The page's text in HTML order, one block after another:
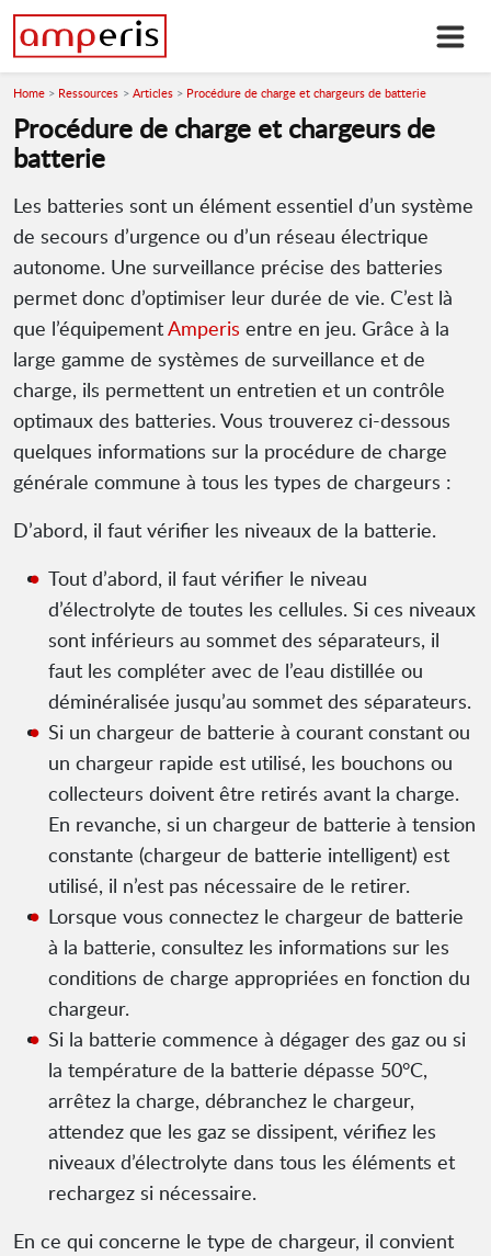
Home Ressources Articles Procédure de charge et chargeurs de batterie
Procédure de charge et chargeurs de
batterie
Les batteries sont un élément essentiel d’un système
de secours d’urgence ou d’un réseau électrique
autonome. Une surveillance précise des batteries
permet donc d’optimiser leur durée de vie. C’est là
que l’équipementAmperis entre en jeu. Grâce à la
large gamme de systèmes de surveillance et de
charge, ils permettent un entretien et un contrôle
optimaux des batteries. Vous trouverez ci-dessous
quelques informations sur la procédure de charge
générale commune à tous les types de chargeurs :
D’abord, il faut vérifier les niveaux de la batterie.
Tout d’abord, il faut vérifier le niveau
d’électrolyte de toutes les cellules. Si ces niveaux
sont inférieurs au sommet des séparateurs, il
faut les compléter avec de l’eau distillée ou
déminéralisée jusqu’au sommet des séparateurs.
Si un chargeur de batterie à courant constant ou
un chargeur rapide est utilisé, les bouchons ou
collecteurs doivent être retirés avant la charge.
En revanche, si un chargeur de batterie à tension
constante (chargeur de batterie intelligent) est
utilisé, il n’est pas nécessaire de le retirer.
Lorsque vous connectez le chargeur de batterie
à la batterie, consultez les informations sur les
conditions de charge appropriées en fonction du
chargeur.
Si la batterie commence à dégager des gaz ou si
la température de la batterie dépasse 50°C,
arrêtez la charge, débranchez le chargeur,
attendez que les gaz se dissipent, vérifiez les
niveaux d’électrolyte dans tous les éléments et
rechargez si nécessaire.
En ce qui concerne le type de chargeur, il convient